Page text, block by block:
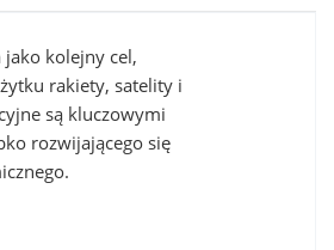
jako kolejny cel,
rakiety, satelity i
są kluczowymi
rozwijającego się